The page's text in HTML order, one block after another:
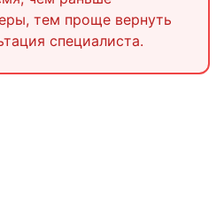
тем проще вернуть
специалиста.